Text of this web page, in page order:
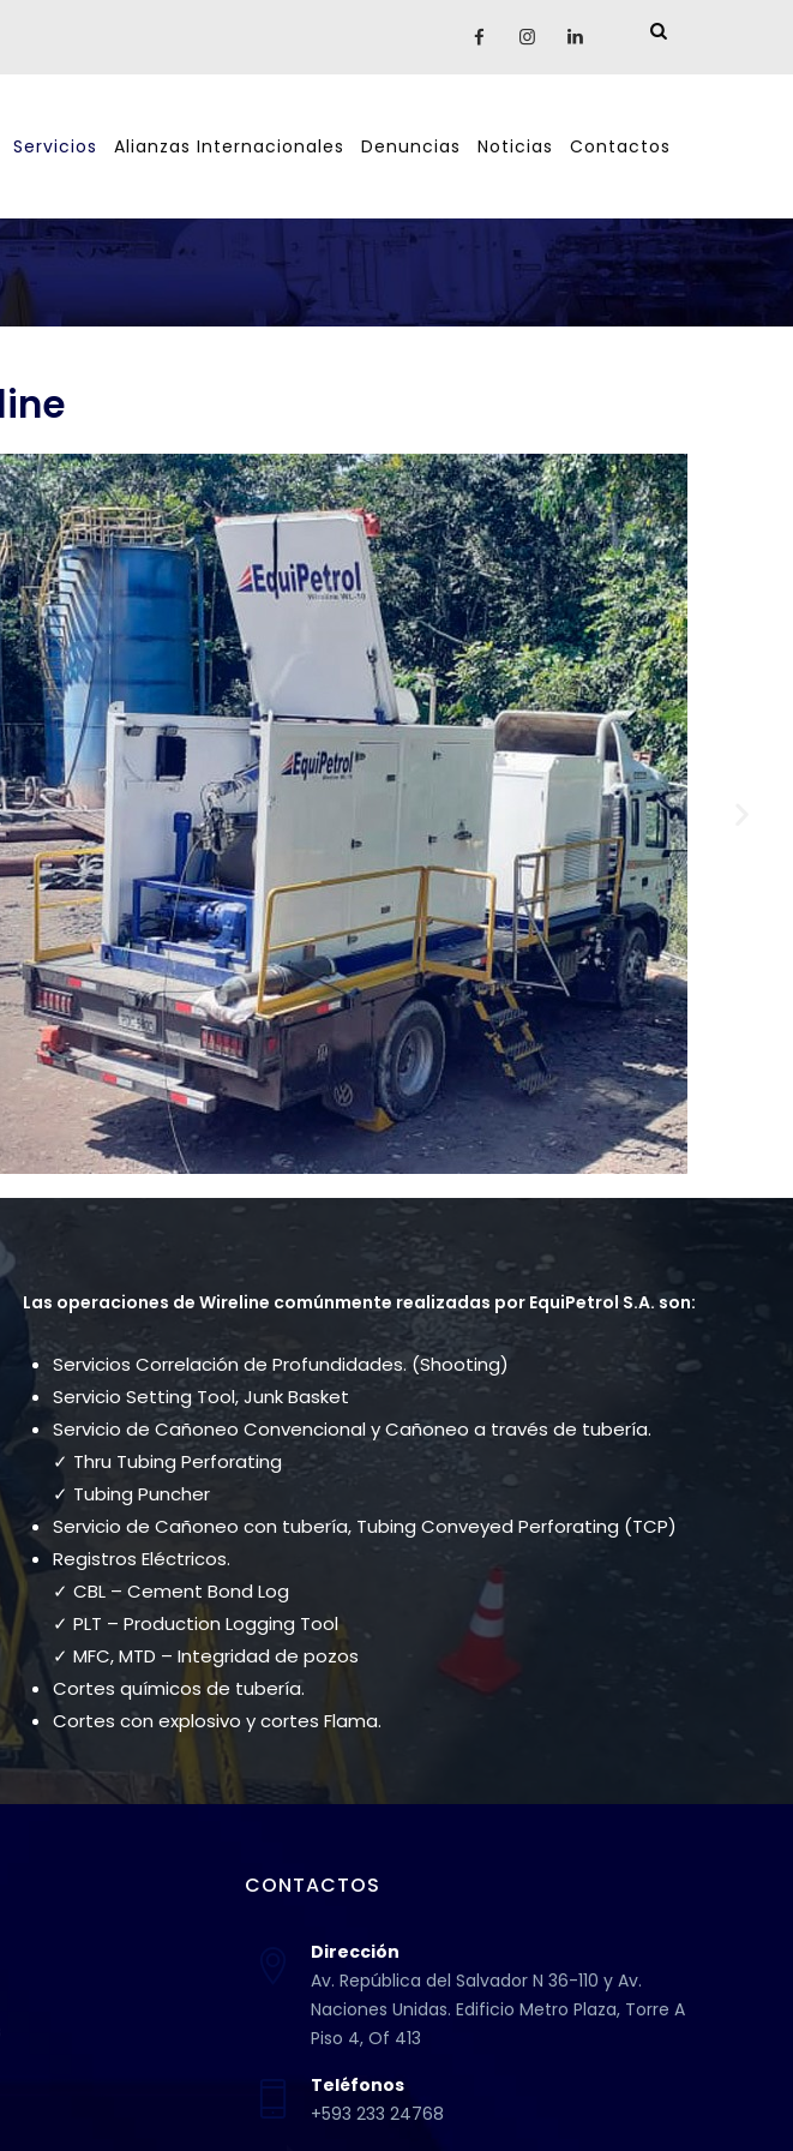
Servicios Alianzas Internacionales Denuncias Noticias Contactos
Las operaciones de Wireline comúnmente realizadas por EquiPetrol S.A. son:
Servicios Correlación de Profundidades. (Shooting)
Servicio Setting Tool, Junk Basket
Servicio de Cañoneo Convencional y Cañoneo a través de tubería.
✓ Thru Tubing Perforating
✓ Tubing Puncher
Servicio de Cañoneo con tubería, Tubing Conveyed Perforating (TCP)
Registros Eléctricos.
✓ CBL – Cement Bond Log
✓ PLT – Production Logging Tool
✓ MFC, MTD – Integridad de pozos
Cortes químicos de tubería.
Cortes con explosivo y cortes Flama.
CONTACTOS
Dirección
Av. República del Salvador N 36-110 y Av.
Naciones Unidas. Edificio Metro Plaza, Torre A
Piso 4, Of 413
Teléfonos
+593 233 24768